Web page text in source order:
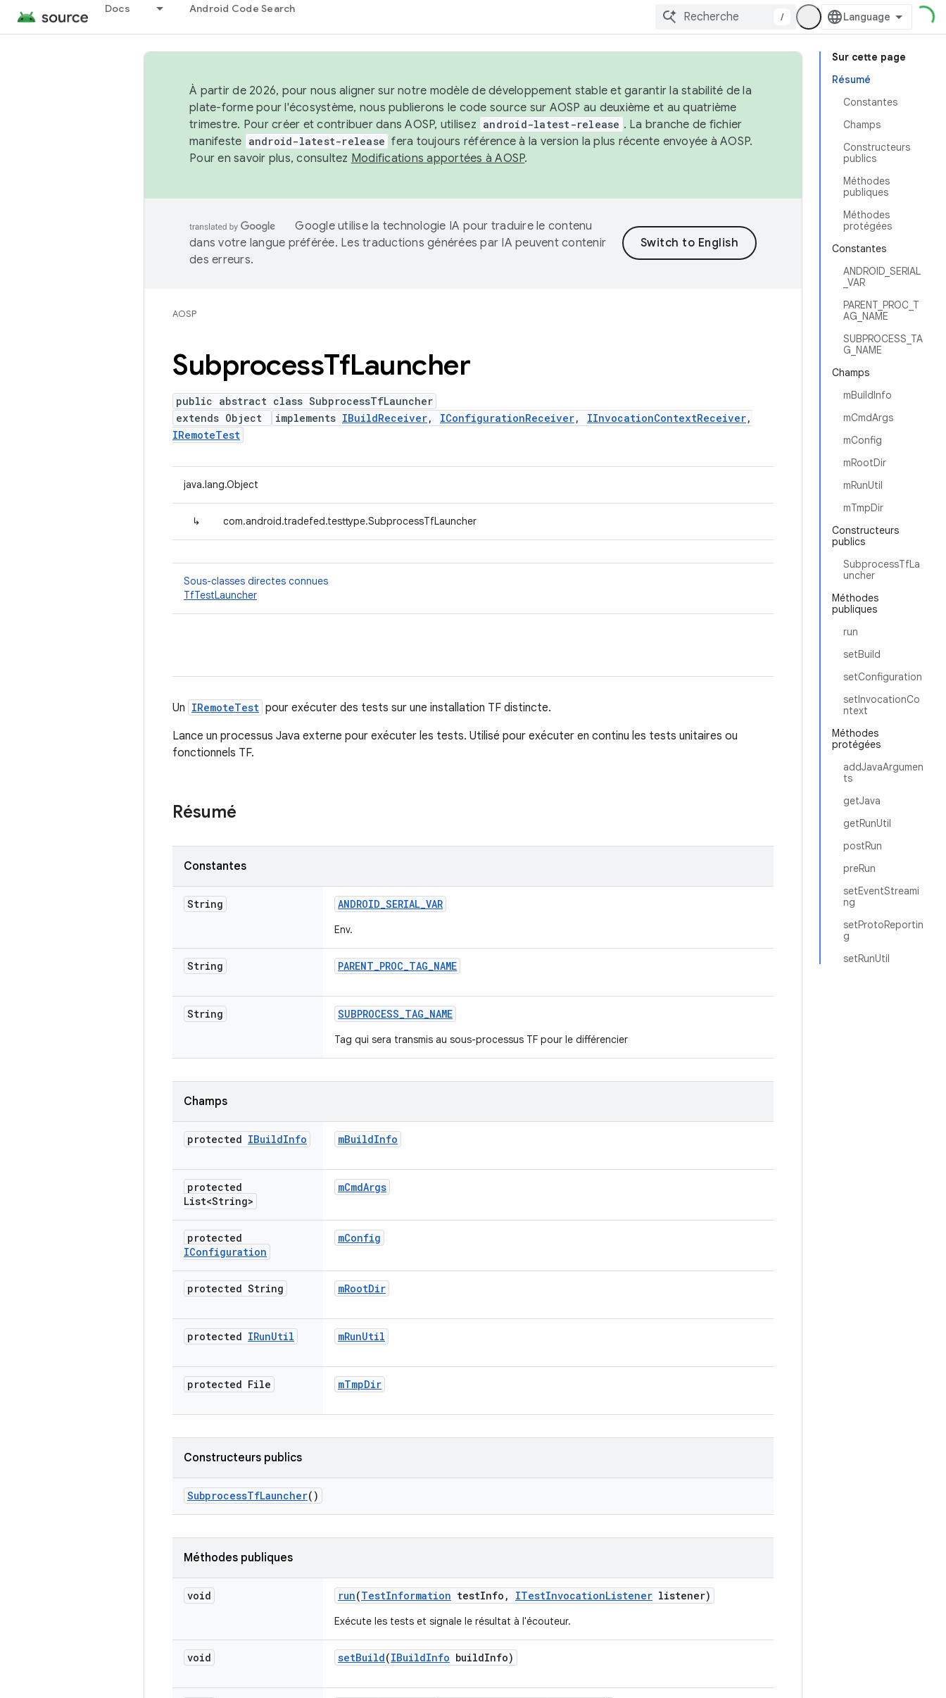
Docs Android Code Search
/
Sur cette page
Résumé
Constantes
Champs
Constructeurs
publics
Méthodes
publiques
Méthodes
protégées
Constantes
ANDROID_SERIAL
_VAR
PARENT_PROC_T
AG_NAME
SUBPROCESS_TA
G_NAME
Champs
mBuildInfo
mCmdArgs
mConfig
mRootDir
mRunUtil
mTmpDir
Constructeurs
publics
SubprocessTfLa
uncher
Méthodes
publiques
run
setBuild
setConfiguration
setInvocationCo
ntext
Méthodes
protégées
addJavaArgumen
ts
getJava
getRunUtil
postRun
preRun
setEventStreami
ng
setProtoReportin
g
setRunUtil
À partir de 2026, pour nous aligner sur notre modèle de développement stable et garantir la stabilité de la
plate-forme pour l'écosystème, nous publierons le code source sur AOSP au deuxième et au quatrième
trimestre. Pour créer et contribuer dans AOSP, utilisez android-latest-release . La branche de fichier
manifeste android-latest-release fera toujours référence à la version la plus récente envoyée à AOSP.
Pour en savoir plus, consultez Modifications apportées à AOSP.
Google utilise la technologie IA pour traduire le contenu
dans votre langue préférée. Les traductions générées par IA peuvent contenir
des erreurs.
AOSP
SubprocessTfLauncher
public abstract class SubprocessTfLauncher
extends Object
implements IBuildReceiver, IConfigurationReceiver, IInvocationContextReceiver,
IRemoteTest
java.lang.Object
↳ com.android.tradefed.testtype.SubprocessTfLauncher
Sous-classes directes connues
TfTestLauncher
Un IRemoteTest pour exécuter des tests sur une installation TF distincte.
Lance un processus Java externe pour exécuter les tests. Utilisé pour exécuter en continu les tests unitaires ou
fonctionnels TF.
Résumé
Constantes
String ANDROID_SERIAL_VAR
Env.
String PARENT_PROC_TAG_NAME
String SUBPROCESS_TAG_NAME
Tag qui sera transmis au sous-processus TF pour le différencier
Champs
protected IBuildInfo mBuildInfo
protected
List<String>
mCmdArgs
protected
IConfiguration
mConfig
protected String mRootDir
protected IRunUtil mRunUtil
protected File mTmpDir
Constructeurs publics
SubprocessTfLauncher()
Méthodes publiques
void run(TestInformation testInfo , ITestInvocationListener listener)
Exécute les tests et signale le résultat à l'écouteur.
void setBuild(IBuildInfo buildInfo)